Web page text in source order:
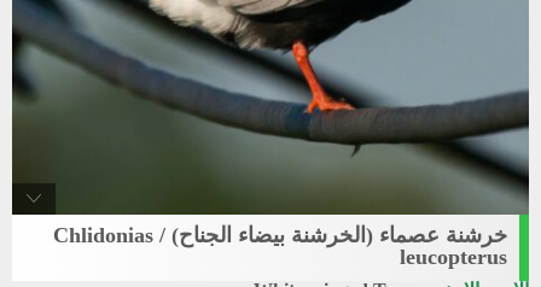
White-winged_tern
خرشنة عصماء (الخرشنة بيضاء الجناح) / Chlidonias
leucopterus